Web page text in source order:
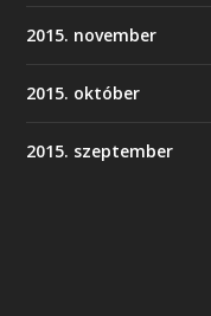
2015. november
2015. október
2015. szeptember